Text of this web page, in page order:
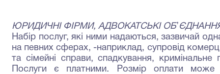
ЮРИДИЧНІ ФІРМИ, АДВОКАТСЬКІ ОБ’
Набір послуг, які ними надаються, зазвичай
на певних сферах, -наприклад, супровід
та сімейні справи, спадкування,
Послуги є платними. Розмір оплати може